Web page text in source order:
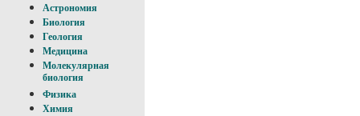
Астрономия
Биология
Геология
Медицина
Молекулярная
биология
Физика
Химия